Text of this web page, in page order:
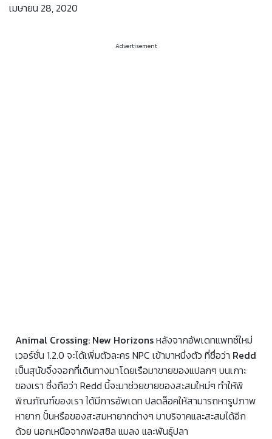
เมษายน 28, 2020
Advertisement
Animal Crossing: New Horizonsหลังจากอัพเดทแพทซ์ใหม่
เวอร์ชั่น 1.2.0 จะได้เพิ่มตัวละคร NPC เข้ามาหนึ่งตัว ที่ชื่อว่า Redd
เป็นสุนัขจิ้งจอกที่เดินทางมาโดยเรือมาขายของแปลกๆ บนเกาะ
ของเรา ซึ่งถือว่า Redd นี้จะมาช่วยขายของสะสมใหม่ๆ ทำให้พิ
พิณภัณฑ์ของเรา ได้มีการอัพเดท ปลดล็อคให้สามารถหารูปภาพ
หายาก ปั้นหรือของสะสมหายากต่างๆ มาบริจาคและสะสมได้อีก
ด้วย นอกเหนือจากฟอสซิล แมลง และพันธุ์ปลา